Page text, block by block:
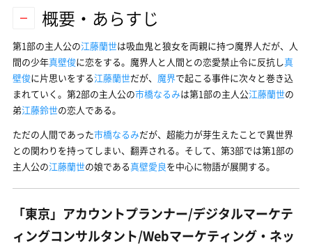
概要・あらすじ
第1部の主人公の江藤蘭世は吸血鬼と狼女を両親に持つ魔界人だが、人
間の少年真壁俊に恋をする。魔界人と人間との恋愛禁止令に反抗し真
壁俊に片思いをする江藤蘭世だが、 魔界で起こる事件に次々と巻き込
まれていく。第2部の主人公の市橋なるみは第1部の主人公江藤蘭世の
弟江藤鈴世の恋人である。
ただの人間であった市橋なるみだが、超能力が芽生えたことで異世界
との関わりを持ってしまい、翻弄される。そして、第3部では第1部の
主人公の江藤蘭世の娘である真壁愛良を中心に物語が展開する。
「東京」アカウントプランナー/デジタルマーケテ
ィングコンサルタント/Webマーケティング・ネッ